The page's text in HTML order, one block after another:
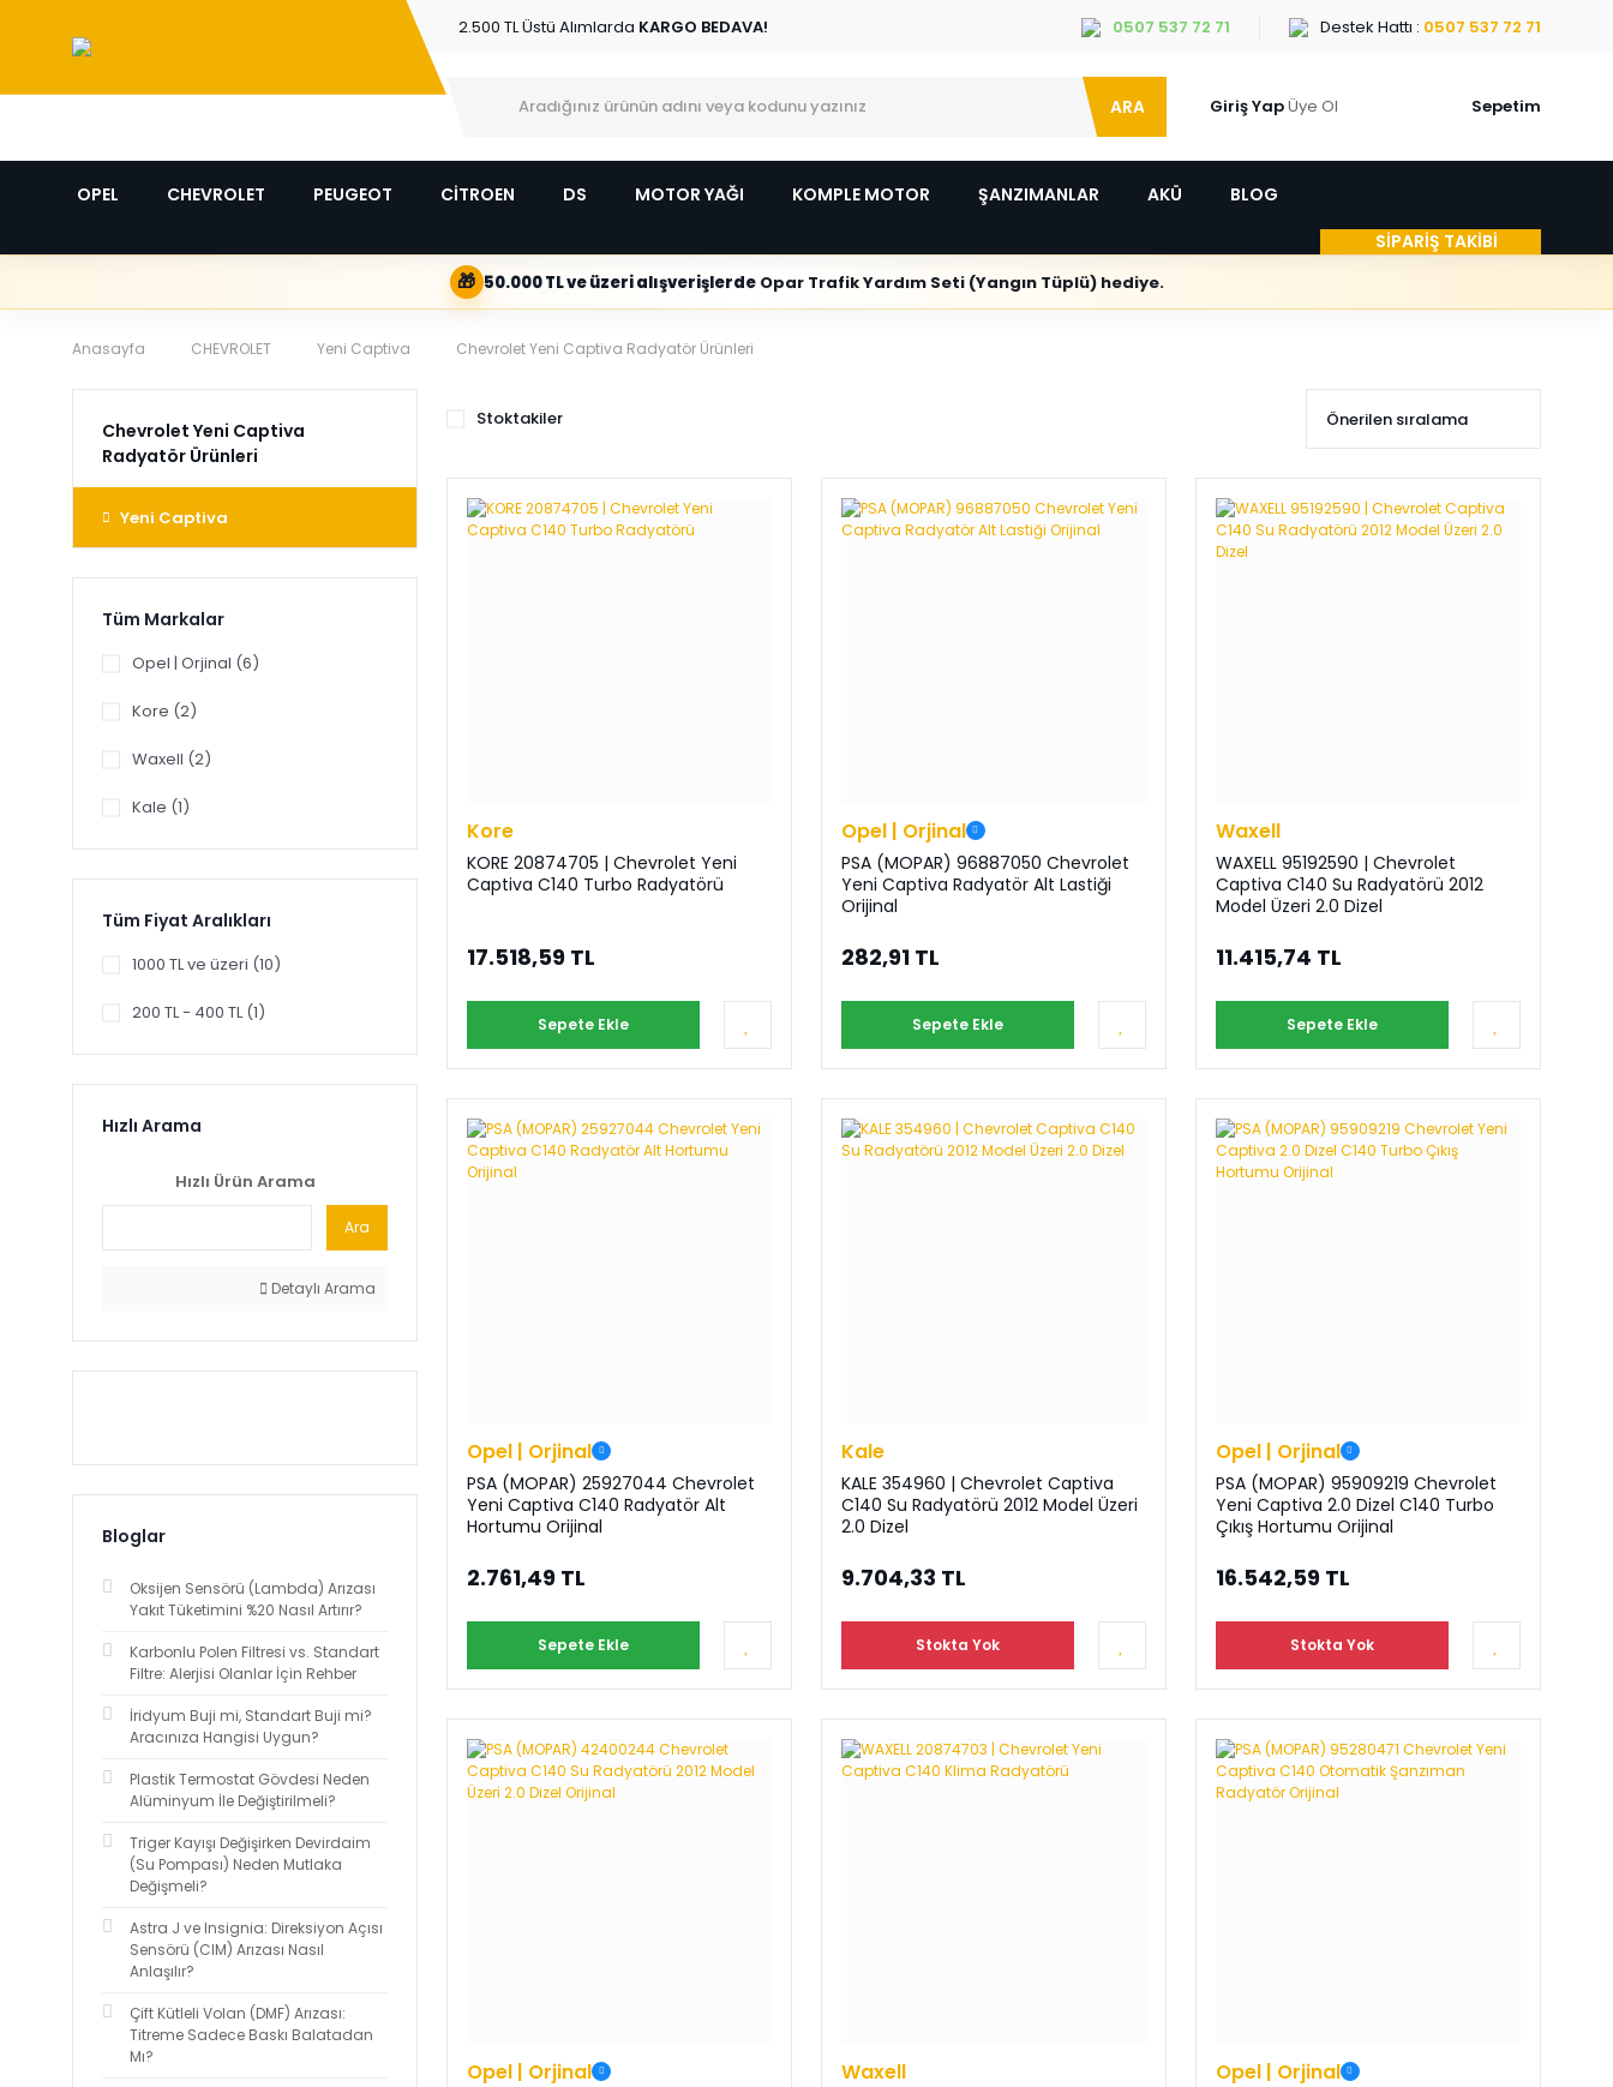
2.500 TL Üstü Alımlarda KARGO BEDAVA! 0507 537 72 71 Destek Hattı : 0507 537 72 71
ARA Giriş YapÜye Ol Sepetim
OPEL CHEVROLET PEUGEOT CİTROEN DS MOTOR YAĞI KOMPLE MOTOR ŞANZIMANLAR AKÜ
BLOG
SİPARİŞ TAKİBİ
🎁 50.000 TL ve üzeri alışverişlerdeOpar Trafik Yardım Seti (Yangın Tüplü) hediye.
Anasayfa CHEVROLET Yeni Captiva Chevrolet Yeni Captiva Radyatör Ürünleri
Chevrolet Yeni Captiva
Radyatör Ürünleri
Yeni Captiva
Tüm Markalar
Opel | Orjinal (6)
Kore (2)
Waxell (2)
Kale (1)
Tüm Fiyat Aralıkları
1000 TL ve üzeri (10)
200 TL - 400 TL (1)
Hızlı Arama
Hızlı Ürün Arama
Ara
Detaylı Arama
Bloglar
Oksijen Sensörü (Lambda) Arızası
Yakıt Tüketimini %20 Nasıl Artırır?
Karbonlu Polen Filtresi vs. Standart
Filtre: Alerjisi Olanlar İçin Rehber
İridyum Buji mi, Standart Buji mi?
Aracınıza Hangisi Uygun?
Plastik Termostat Gövdesi Neden
Alüminyum İle Değiştirilmeli?
Triger Kayışı Değişirken Devirdaim
(Su Pompası) Neden Mutlaka
Değişmeli?
Astra J ve Insignia: Direksiyon Açısı
Sensörü (CIM) Arızası Nasıl
Anlaşılır?
Çift Kütleli Volan (DMF) Arızası:
Titreme Sadece Baskı Balatadan
Mı?
Stoktakiler
Kore
KORE 20874705 | Chevrolet Yeni
Captiva C140 Turbo Radyatörü
17.518,59 TL
Sepete Ekle
Opel | Orjinal
PSA (MOPAR) 96887050 Chevrolet
Yeni Captiva Radyatör Alt Lastiği
Orijinal
282,91 TL
Sepete Ekle
Waxell
WAXELL 95192590 | Chevrolet
Captiva C140 Su Radyatörü 2012
Model Üzeri 2.0 Dizel
11.415,74 TL
Sepete Ekle
Opel | Orjinal
PSA (MOPAR) 25927044 Chevrolet
Yeni Captiva C140 Radyatör Alt
Hortumu Orijinal
2.761,49 TL
Sepete Ekle
Kale
KALE 354960 | Chevrolet Captiva
C140 Su Radyatörü 2012 Model Üzeri
2.0 Dizel
9.704,33 TL
Stokta Yok
Opel | Orjinal
PSA (MOPAR) 95909219 Chevrolet
Yeni Captiva 2.0 Dizel C140 Turbo
Çıkış Hortumu Orijinal
16.542,59 TL
Stokta Yok
Opel | Orjinal Waxell Opel | Orjinal